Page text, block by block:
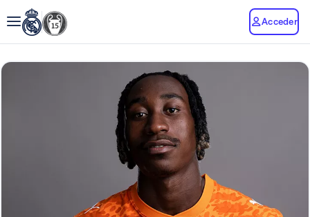
Acceder